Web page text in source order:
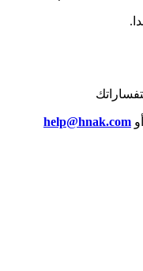
أو help@hnak.com